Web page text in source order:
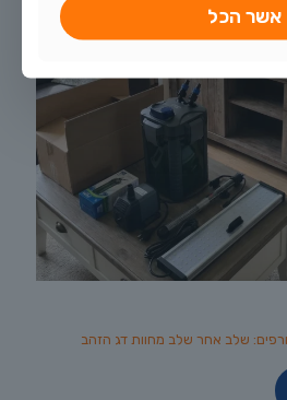
שלב אחר שלב מחוות דג הזהב
אשר הכל